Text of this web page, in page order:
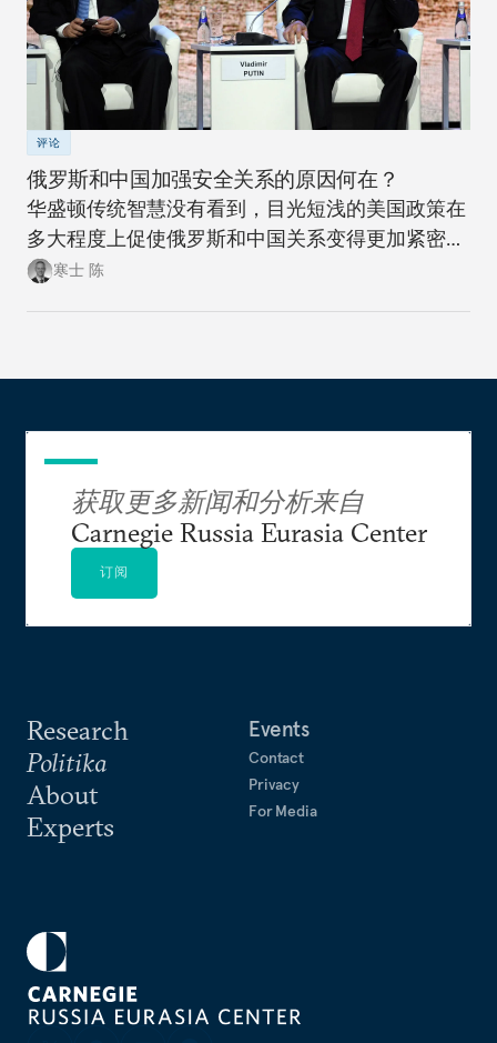
评论
俄罗斯和中国加强安全关系的原因何在？
华盛顿传统智慧没有看到，目光短浅的美国政策在
多大程度上促使俄罗斯和中国关系变得更加紧密。
此次此刻，正是美国政策制定者们重新思考制定一
寒士 陈
Research
Politika
About
Experts
Events
Contact
Privacy
For Media
获取更多新闻和分析来自
Carnegie Russia Eurasia Center
订阅